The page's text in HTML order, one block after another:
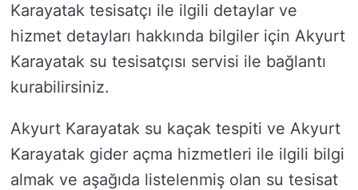
Karayatak tesisatçı ile ilgili detaylar ve
hizmet detayları hakkında bilgiler için Akyurt
Karayatak su tesisatçısı servisi ile bağlantı
kurabilirsiniz.
Akyurt Karayatak su kaçak tespiti ve Akyurt
Karayatak gider açma hizmetleri ile ilgili bilgi
almak ve aşağıda listelenmiş olan su tesisat